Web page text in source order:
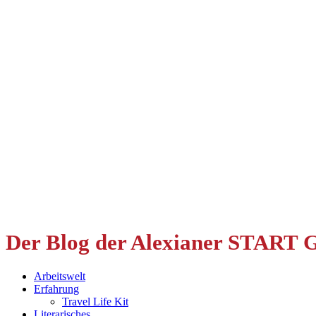
Der Blog der Alexianer START
Arbeitswelt
Erfahrung
Travel Life Kit